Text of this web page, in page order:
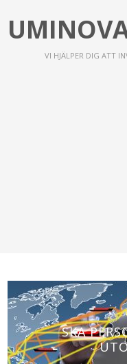
VI HJÄLPER DIG ATT
SKA